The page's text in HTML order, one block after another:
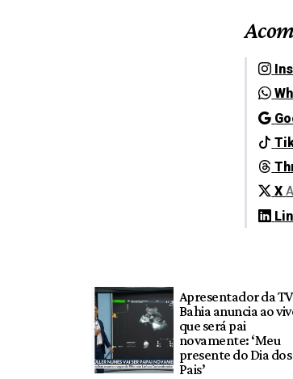
X
Apresentador da TV
Bahia anuncia ao
que será pai
novamente: ‘Meu
presente do Dia dos
Pais’